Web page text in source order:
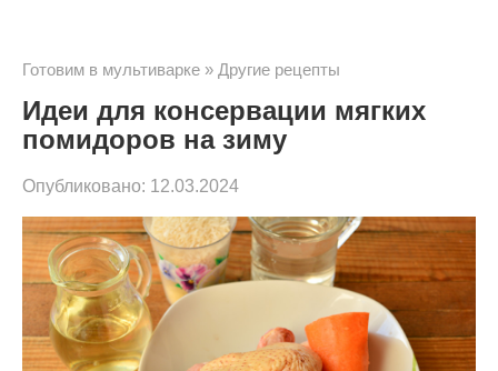
Готовим в мультиварке » Другие рецепты
Идеи для консервации мягких
помидоров на зиму
Опубликовано: 12.03.2024